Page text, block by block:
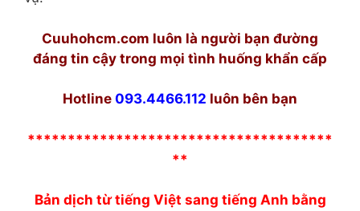
Cuuhohcm.com luôn là người bạn đường
đáng tin cậy trong mọi tình huống khẩn cấp
Hotline 093.4466.112 luôn bên bạn
**************************************
**
Bản dịch từ tiếng Việt sang tiếng Anh bằng